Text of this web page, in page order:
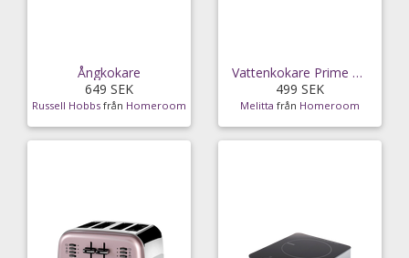
Ångkokare
649 SEK
Russell Hobbs från Homeroom
Vattenkokare Prime Mini
499 SEK
Melitta från Homeroom